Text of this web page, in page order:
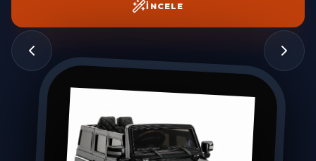
İNCELE